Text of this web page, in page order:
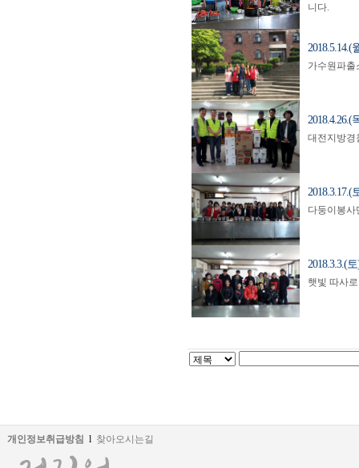
니다.
가수원파출
대전지방경
다둥이봉사
2018.3.3.(
햇빛 따사
개인정보취급방침 l 찾아오시는길